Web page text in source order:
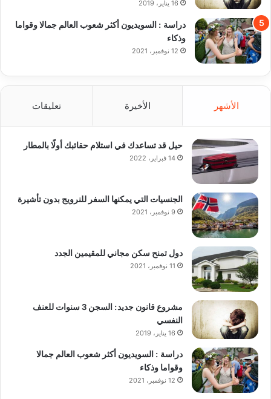
16 يناير، 2019
دراسة : السويديون أكثر شعوب العالم جمالا وقواما
وذكاء
12 نوفمبر، 2021
الأشهر الأخيرة تعليقات
حيل قد تساعدك في استلام حقائبك أولًا بالمطار
14 فبراير، 2022
الجنسيات التي يمكنها السفر للنرويج بدون تأشيرة
9 نوفمبر، 2021
دول تمنح سكن مجاني للمقيمين الجدد
11 نوفمبر، 2021
مشروع قانون جديد: السجن 3 سنوات للعنف
النفسي
16 يناير، 2019
دراسة : السويديون أكثر شعوب العالم جمالا
وقواما وذكاء
12 نوفمبر، 2021